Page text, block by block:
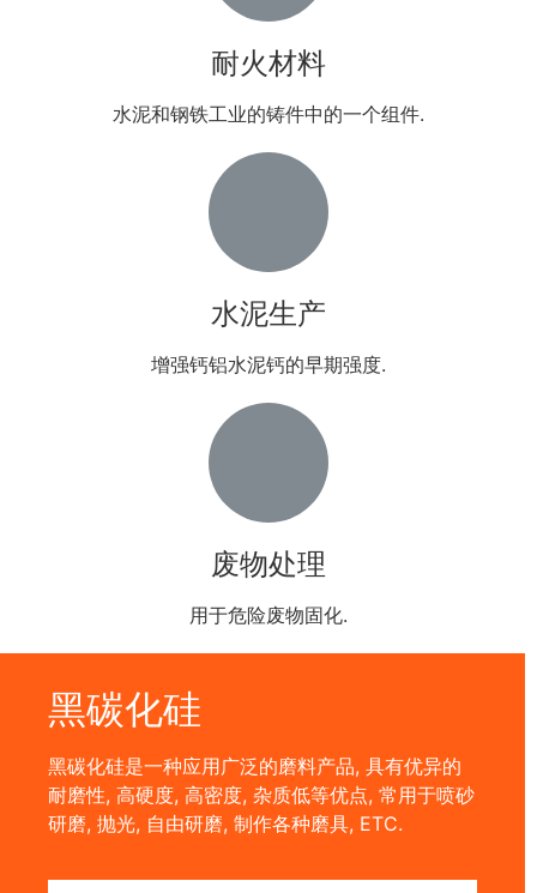
耐火材料
水泥和钢铁工业的铸件中的一个组件.
水泥生产
增强钙铝水泥钙的早期强度.
废物处理
用于危险废物固化.
黑碳化硅
黑碳化硅是一种应用广泛的磨料产品, 具有优异的
耐磨性, 高硬度, 高密度, 杂质低等优点, 常用于喷砂
研磨, 抛光, 自由研磨, 制作各种磨具, ETC.